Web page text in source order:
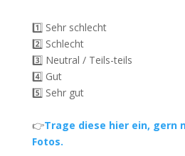
1️⃣ Sehr schlecht
2️⃣ Schlecht
3️⃣ Neutral / Teils-teils
4️⃣ Gut
5️⃣ Sehr gut
👉Trage diese hier ein, gern
Fotos.